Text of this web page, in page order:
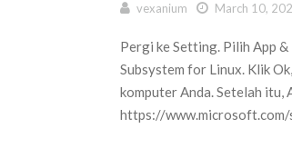
vexanium March 10,
Pergi ke Setting. Pilih App
Subsystem for Linux. Klik
komputer Anda. Setelah itu,
https://